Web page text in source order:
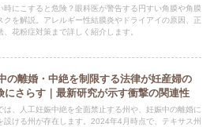
時にこすると危険？眼科医が警告する円すい角膜や角膜
クを解説。アレルギー性結膜炎やドライアイの原因、正
、花粉症対策まで詳しく紹介します。
の離婚・中絶を制限する法律が妊産婦の
にさらす｜最新研究が示す衝撃の関連性
は、人工妊娠中絶を全面禁止する州や、妊娠中の離婚に
設ける州が存在します。2024年4月時点で、テキサス州